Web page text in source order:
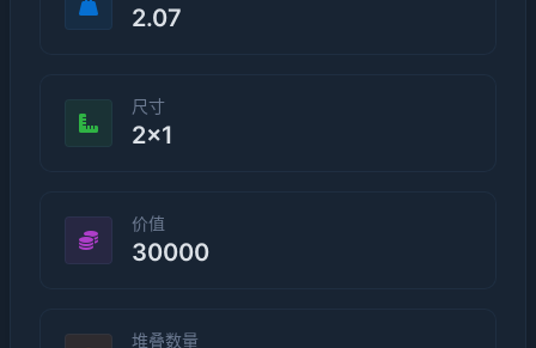
2.07
尺寸
2×1
价值
30000
堆叠数量